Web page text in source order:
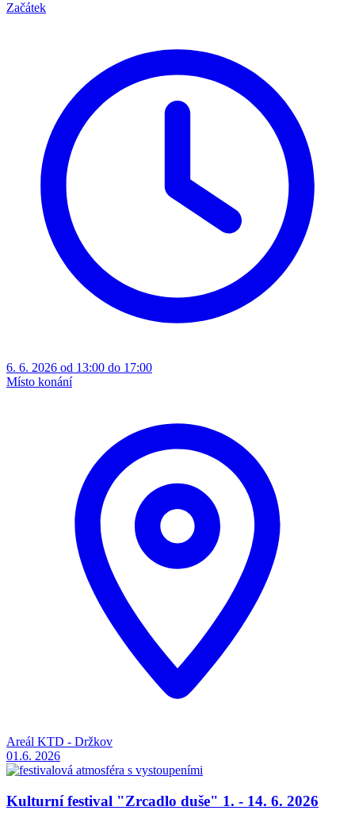
Začátek
6. 6. 2026 od 13:00 do 17:00
Místo konání
Areál KTD - Držkov
01.6. 2026
Kulturní festival "Zrcadlo duše" 1. - 14. 6. 2026